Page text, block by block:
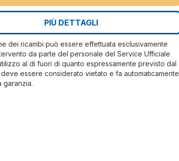
PIÙ DETTAGLI
dei ricambi può essere effettuata esclusivamente
da parte del personale del Service Ufficiale
al di fuori di quanto espressamente previsto dal
essere considerato vietato e fa automaticamente
garanzia.